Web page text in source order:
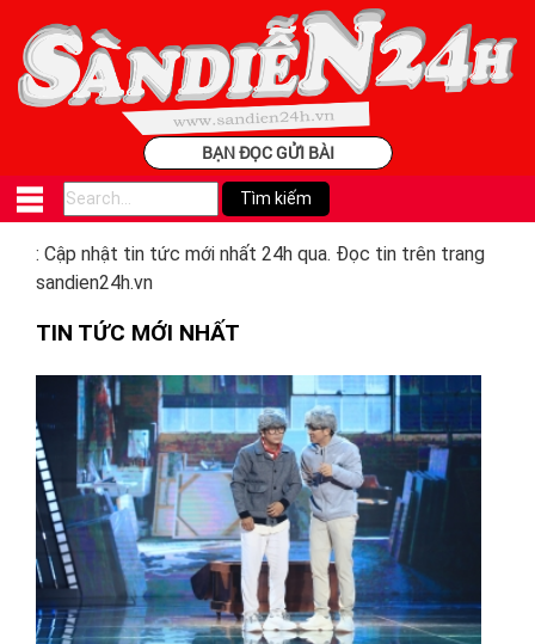
BẠN ĐỌC GỬI BÀI
: Cập nhật tin tức mới nhất 24h qua. Đọc tin trên trang
sandien24h.vn
TIN TỨC MỚI NHẤT